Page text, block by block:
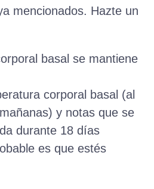
mencionados. Hazte un
basal se mantiene
corporal basal (al
y notas que se
durante 18 días
es que estés